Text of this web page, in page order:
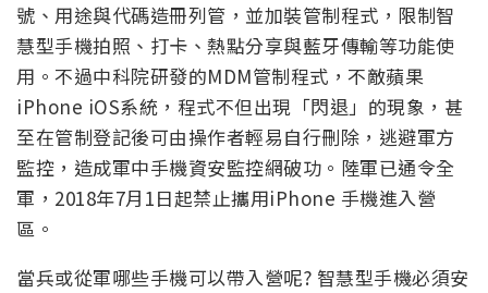
號、用途與代碼造冊列管，並加裝管制程式，限制智
慧型手機拍照、打卡、熱點分享與藍牙傳輸等功能使
用。不過中科院研發的MDM管制程式，不敵蘋果
iPhone iOS系統，程式不但出現「閃退」的現象，甚
至在管制登記後可由操作者輕易自行刪除，逃避軍方
監控，造成軍中手機資安監控網破功。陸軍已通令全
軍，2018年7月1日起禁止攜用iPhone 手機進入營
區。
當兵或從軍哪些手機可以帶入營呢? 智慧型手機必須安